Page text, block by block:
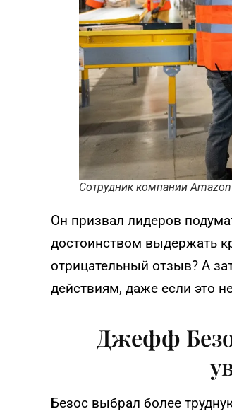
Сотрудник компании Amazon
Он призвал лидеров
достоинством выдержать
отрицательный отзыв? А
действиям, даже если это
Джефф
Безос выбрал более